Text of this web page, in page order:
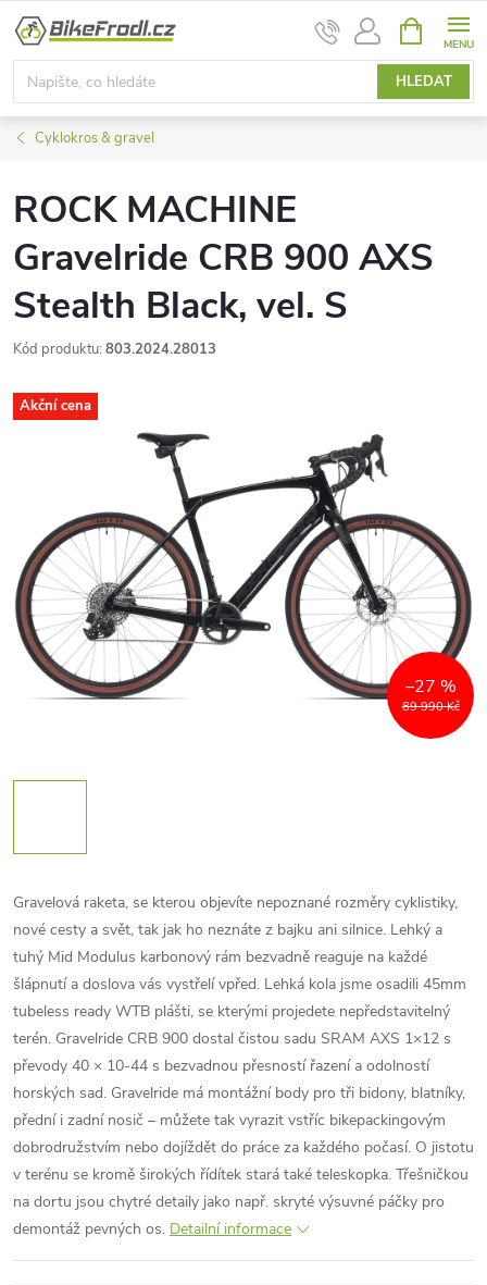
Přejít
obsah
HLEDAT
NÁKUPNÍ
KOŠÍK
Cyklokros & gravel
ROCK MACHINE
Gravelride CRB 900 AXS
Stealth Black, vel. S
Kód produktu: 803.2024.28013
Akční cena
89 990 Kč
–27 %
Gravelová raketa, se kterou objevíte nepoznané rozměry cyklistiky,
nové cesty a svět, tak jak ho neznáte z bajku ani silnice. Lehký a
tuhý Mid Modulus karbonový rám bezvadně reaguje na každé
šlápnutí a doslova vás vystřelí vpřed. Lehká kola jsme osadili 45mm
tubeless ready WTB plášti, se kterými projedete nepředstavitelný
terén. Gravelride CRB 900 dostal čistou sadu SRAM AXS 1×12 s
převody 40 × 10-44 s bezvadnou přesností řazení a odolností
horských sad. Gravelride má montážní body pro tři bidony, blatníky,
přední i zadní nosič – můžete tak vyrazit vstříc bikepackingovým
dobrodružstvím nebo dojíždět do práce za každého počasí. O jistotu
v terénu se kromě širokých řídítek stará také teleskopka. Třešničkou
na dortu jsou chytré detaily jako např. skryté výsuvné páčky pro
demontáž pevných os. Detailní informace